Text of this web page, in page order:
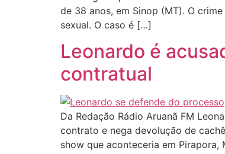
de 38 anos, em Sinop (MT). O
sexual. O caso é […]
Leonardo é
contratual
Da Redação Rádio Aruanã FM
contrato e nega devolução de
show que aconteceria em